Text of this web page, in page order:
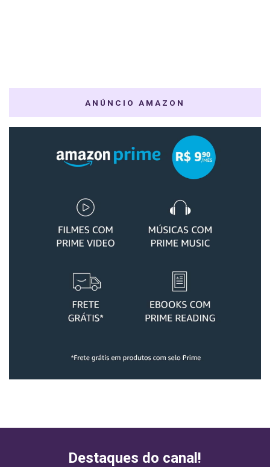
ANÚNCIO AMAZON
Destaques do canal!